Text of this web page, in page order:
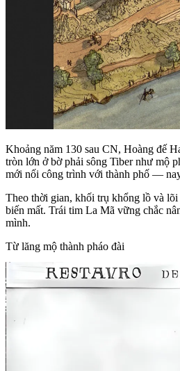
Khoảng năm 130 sau CN, Hoàng đế
tròn lớn ở bờ phải sông Tiber như mộ
mới nối công trình với thành phố —
Theo thời gian, khối trụ khổng lồ và
biến mất. Trái tim La Mã vững chắc
mình.
Từ lăng mộ thành pháo đài